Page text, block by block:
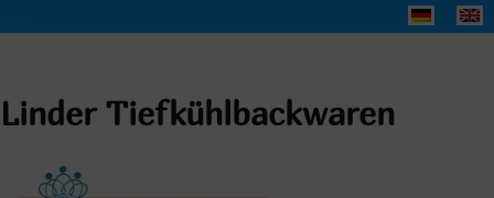
Linder Tiefkühlbackwaren